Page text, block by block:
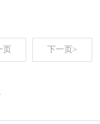
页 下一页>